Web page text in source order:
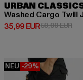
URBAN
Washed Cargo Twill
35,99 EUR
Derzeitiger Preis:
59,99 EUR
NEU -29%